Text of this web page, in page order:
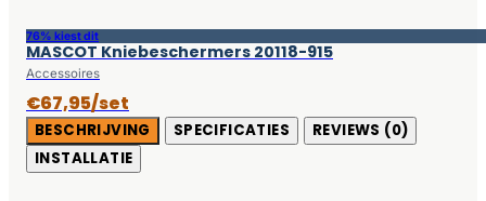
76% kiest dit
MASCOT Kniebeschermers 20118-915
Accessoires
€67,95/set
BESCHRIJVING SPECIFICATIES
REVIEWS (0)
INSTALLATIE